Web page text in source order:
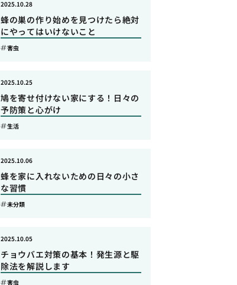
蜂の巣の作り始めを見つけたら絶対
にやってはいけないこと
2025.10.28
害虫
鳩を寄せ付けない家にする！日々の
予防策と心がけ
2025.10.25
生活
蜂を家に入れないための日々の小さ
な習慣
2025.10.06
未分類
チョウバエ対策の基本！発生源と駆
除法を解説します
2025.10.05
害虫